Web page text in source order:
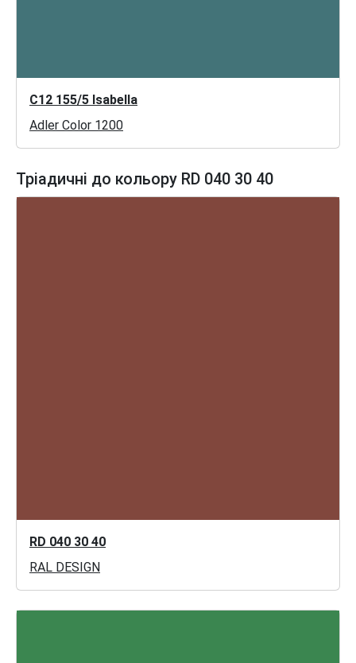
C12 155/5 Isabella
Adler Color 1200
Тріадичні до кольору RD 040 30 40
RD 040 30 40
RAL DESIGN